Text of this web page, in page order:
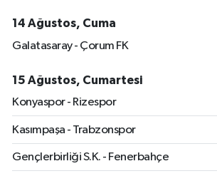
14 Ağustos, Cuma
Galatasaray - Çorum FK
15 Ağustos, Cumartesi
Konyaspor - Rizespor
Kasımpaşa - Trabzonspor
Gençlerbirliği S.K. - Fenerbahçe